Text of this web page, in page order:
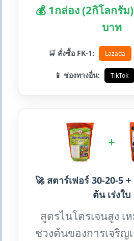
💰 1กล่อง (2กิโลกรัม
บาท
🛒 สั่งซื้อ FK-1: Lazada
📱 ช่องทางอื่น: TikTok
+
🚀 สตาร์เฟอร์ 30-20-5 +
ต้น เร่งใบ
สูตรไนโตรเจนสูง เ
ช่วงต้นของการเจริญ